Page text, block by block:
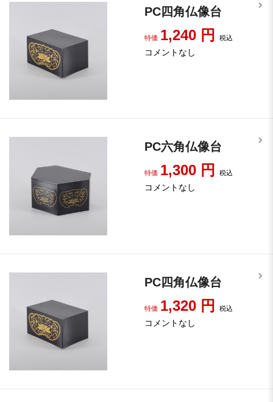
PC四角仏像台
特価 1,240 円 税込
コメントなし
PC六角仏像台
特価 1,300 円 税込
コメントなし
PC四角仏像台
特価 1,320 円 税込
コメントなし